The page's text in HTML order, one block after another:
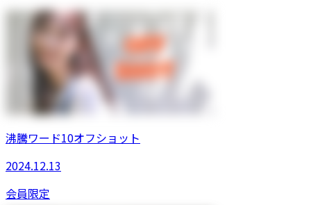
沸騰ワード10オフショット
2024.12.13
会員限定